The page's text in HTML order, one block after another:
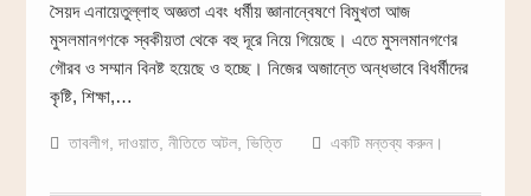
সৈয়দ এনায়েতুল্লাহ অজ্ঞতা এবং ধর্মীয় জ্ঞানান্বেষণে বিমুখতা আজ
মুসলমানগণকে স্বকীয়তা থেকে বহু দূরে নিয়ে গিয়েছে। এতে মুসলমানগণের
গৌরব ও সম্মান বিনষ্ট হয়েছে ও হচ্ছে। নিজের অজান্তে অন্ধভাবে বিধর্মীদের
কৃষ্টি, শিক্ষা,…
তাবলীগ,দাওয়াত, নীতিতে অটল, ভিত্তি একটি মন্তব্য করুন।